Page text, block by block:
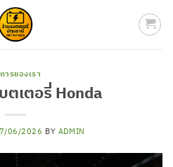
ารของเรา
ตเตอรี่ Honda
06/2026 BY ADMIN